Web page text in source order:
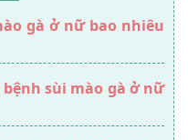
gà ở nữ bao nhiêu
sùi mào gà ở nữ